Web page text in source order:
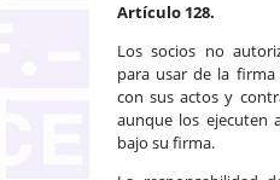
Artículo 128.
Los socios no
para usar de la firma
con sus actos y
aunque los ejecuten
bajo su firma.